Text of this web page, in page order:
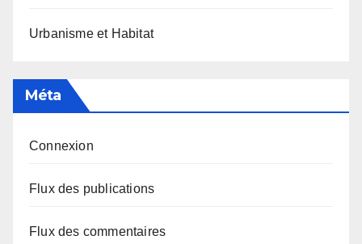
Urbanisme et Habitat
Méta
Connexion
Flux des publications
Flux des commentaires